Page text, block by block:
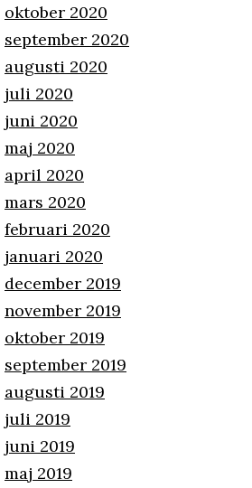
oktober 2020
september 2020
augusti 2020
juli 2020
juni 2020
maj 2020
april 2020
mars 2020
februari 2020
januari 2020
december 2019
november 2019
oktober 2019
september 2019
augusti 2019
juli 2019
juni 2019
maj 2019